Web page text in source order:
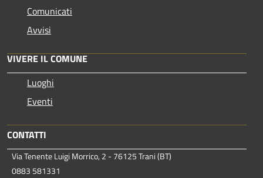
Comunicati
Avvisi
VIVERE IL COMUNE
Luoghi
Eventi
CONTATTI
Via Tenente Luigi Morrico, 2 - 76125 Trani (BT)
0883 581331